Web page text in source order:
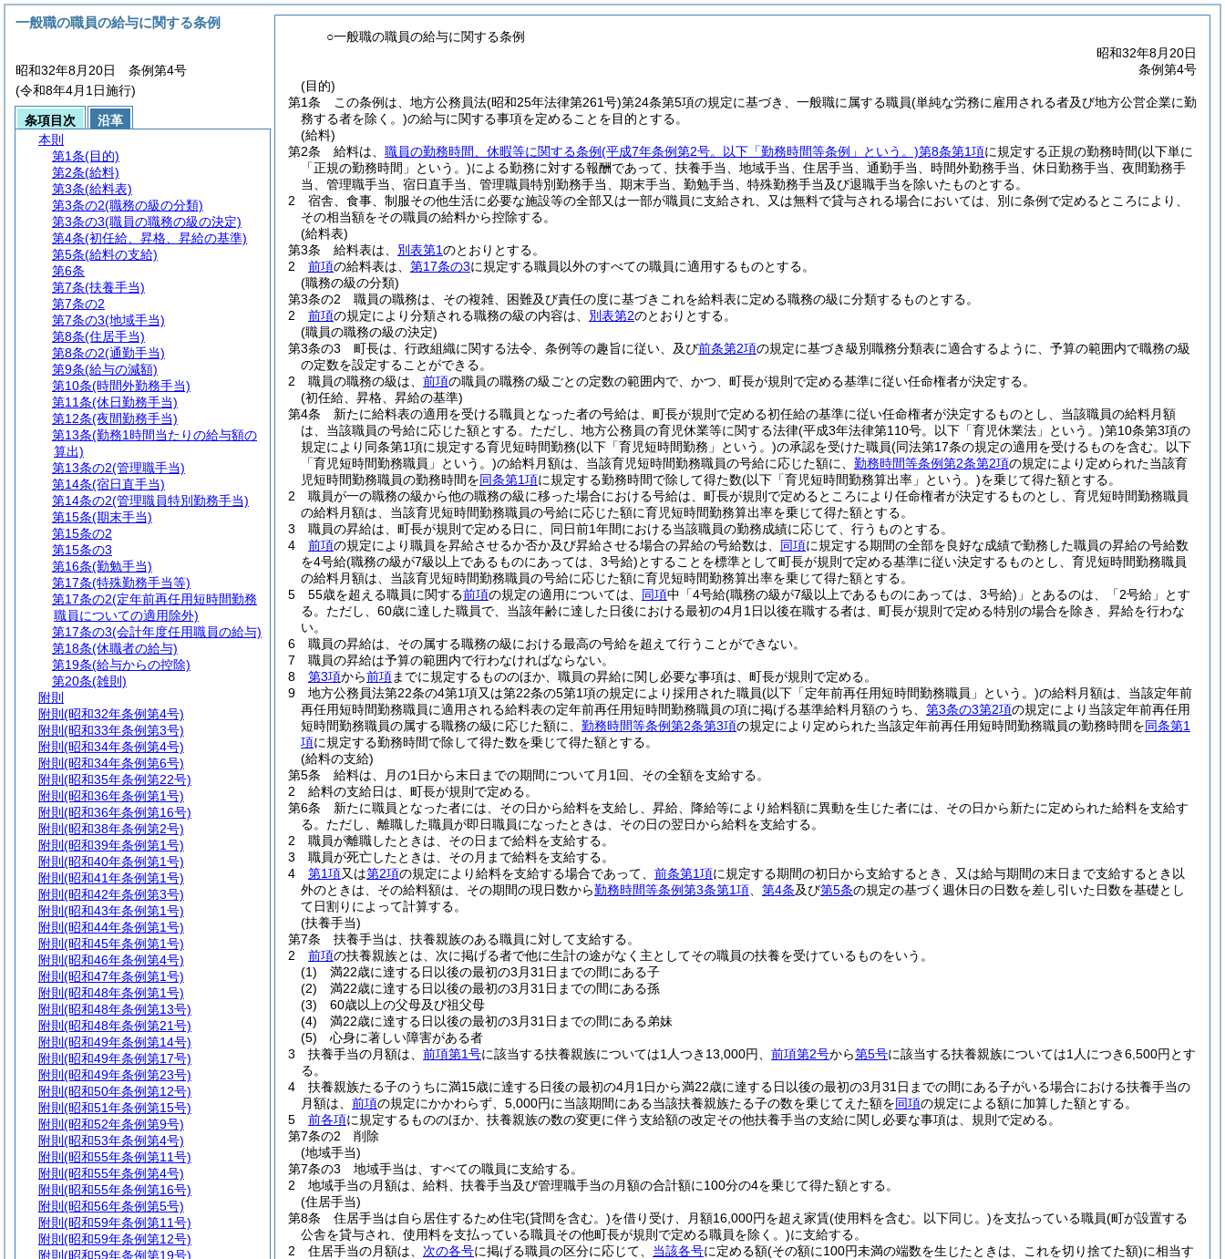
○一般職の職員の給与に関する条例
昭和32年8月20日
条例第4号
(目的)
第1条
この条例は、地方公務員法(昭和25年法律第261号)第24条第5項の規定に基づき、一般職に属する職員(単純な労務に雇用される者及び地方公営企業に勤
務する者を除く。)の給与に関する事項を定めることを目的とする。
(給料)
第2条
給料は、 職員の勤務時間、休暇等に関する条例(平成7年条例第2号。以下「勤務時間等条例」という。)第8条第1項に規定する正規の勤務時間(以下単に
「正規の勤務時間」という。)による勤務に対する報酬であって、扶養手当、地域手当、住居手当、通勤手当、時間外勤務手当、休日勤務手当、夜間勤務手
当、管理職手当、宿日直手当、管理職員特別勤務手当、期末手当、勤勉手当、特殊勤務手当及び退職手当を除いたものとする。
2
宿舎、食事、制服その他生活に必要な施設等の全部又は一部が職員に支給され、又は無料で貸与される場合においては、別に条例で定めるところにより、
その相当額をその職員の給料から控除する。
(給料表)
第3条
給料表は、 別表第1のとおりとする。
2
前項の給料表は、 第17条の3に規定する職員以外のすべての職員に適用するものとする。
(職務の級の分類)
第3条の2
職員の職務は、その複雑、困難及び責任の度に基づきこれを給料表に定める職務の級に分類するものとする。
2
前項の規定により分類される職務の級の内容は、 別表第2のとおりとする。
(職員の職務の級の決定)
第3条の3
町長は、行政組織に関する法令、条例等の趣旨に従い、及び前条第2項の規定に基づき級別職務分類表に適合するように、予算の範囲内で職務の級
の定数を設定することができる。
2
職員の職務の級は、 前項の職員の職務の級ごとの定数の範囲内で、かつ、町長が規則で定める基準に従い任命権者が決定する。
(初任給、昇格、昇給の基準)
第4条
新たに給料表の適用を受ける職員となった者の号給は、町長が規則で定める初任給の基準に従い任命権者が決定するものとし、当該職員の給料月額
は、当該職員の号給に応じた額とする。 ただし、地方公務員の育児休業等に関する法律(平成3年法律第110号。以下「育児休業法」という。)第10条第3項の
規定により同条第1項に規定する育児短時間勤務(以下「育児短時間勤務」という。)の承認を受けた職員(同法第17条の規定の適用を受けるものを含む。以下
「育児短時間勤務職員」という。)の給料月額は、当該育児短時間勤務職員の号給に応じた額に、 勤務時間等条例第2条第2項の規定により定められた当該育
児短時間勤務職員の勤務時間を同条第1項に規定する勤務時間で除して得た数(以下「育児短時間勤務算出率」という。)を乗じて得た額とする。
2
職員が一の職務の級から他の職務の級に移った場合における号給は、町長が規則で定めるところにより任命権者が決定するものとし、育児短時間勤務職員
の給料月額は、当該育児短時間勤務職員の号給に応じた額に育児短時間勤務算出率を乗じて得た額とする。
3
職員の昇給は、町長が規則で定める日に、同日前1年間における当該職員の勤務成績に応じて、行うものとする。
4
前項の規定により職員を昇給させるか否か及び昇給させる場合の昇給の号給数は、 同項に規定する期間の全部を良好な成績で勤務した職員の昇給の号給数
を4号給(職務の級が7級以上であるものにあっては、3号給)とすることを標準として町長が規則で定める基準に従い決定するものとし、育児短時間勤務職員
の給料月額は、当該育児短時間勤務職員の号給に応じた額に育児短時間勤務算出率を乗じて得た額とする。
5
55歳を超える職員に関する前項の規定の適用については、 同項中「4号給(職務の級が7級以上であるものにあっては、3号給) 」とあるのは、「2号給」とす
る。 ただし、60歳に達した職員で、当該年齢に達した日後における最初の4月1日以後在職する者は、町長が規則で定める特別の場合を除き、昇給を行わな
い。
6
職員の昇給は、その属する職務の級における最高の号給を超えて行うことができない。
7
職員の昇給は予算の範囲内で行わなければならない。
8
第3項から前項までに規定するもののほか、職員の昇給に関し必要な事項は、町長が規則で定める。
9
地方公務員法第22条の4第1項又は第22条の5第1項の規定により採用された職員(以下「定年前再任用短時間勤務職員」という。)の給料月額は、当該定年前
再任用短時間勤務職員に適用される給料表の定年前再任用短時間勤務職員の項に掲げる基準給料月額のうち、 第3条の3第2項の規定により当該定年前再任用
短時間勤務職員の属する職務の級に応じた額に、 勤務時間等条例第2条第3項の規定により定められた当該定年前再任用短時間勤務職員の勤務時間を同条第1
項に規定する勤務時間で除して得た数を乗じて得た額とする。
(給料の支給)
第5条
給料は、月の1日から末日までの期間について月1回、その全額を支給する。
2
給料の支給日は、町長が規則で定める。
第6条
新たに職員となった者には、その日から給料を支給し、昇給、降給等により給料額に異動を生じた者には、その日から新たに定められた給料を支給す
る。 ただし、離職した職員が即日職員になったときは、その日の翌日から給料を支給する。
2
職員が離職したときは、その日まで給料を支給する。
3
職員が死亡したときは、その月まで給料を支給する。
4
第1項又は第2項の規定により給料を支給する場合であって、 前条第1項に規定する期間の初日から支給するとき、又は給与期間の末日まで支給するとき以
外のときは、その給料額は、その期間の現日数から勤務時間等条例第3条第1項 第4条及び第5条の規定の基づく週休日の日数を差し引いた日数を基礎とし
て日割りによって計算する。
(扶養手当)
第7条
扶養手当は、扶養親族のある職員に対して支給する。
2
前項の扶養親族とは、次に掲げる者で他に生計の途がなく主としてその職員の扶養を受けているものをいう。
(1)
満22歳に達する日以後の最初の3月31日までの間にある子
(2)
満22歳に達する日以後の最初の3月31日までの間にある孫
(3)
60歳以上の父母及び祖父母
(4)
満22歳に達する日以後の最初の3月31日までの間にある弟妹
(5)
心身に著しい障害がある者
3
扶養手当の月額は、 前項第1号に該当する扶養親族については1人つき13,000円、 前項第2号から第5号に該当する扶養親族については1人につき6,500円とす
る。
4
扶養親族たる子のうちに満15歳に達する日後の最初の4月1日から満22歳に達する日以後の最初の3月31日までの間にある子がいる場合における扶養手当の
月額は、 前項の規定にかかわらず、5,000円に当該期間にある当該扶養親族たる子の数を乗じてえた額を同項の規定による額に加算した額とする。
5
前各項に規定するもののほか、扶養親族の数の変更に伴う支給額の改定その他扶養手当の支給に関し必要な事項は、規則で定める。
第7条の2
削除
(地域手当)
第7条の3
地域手当は、すべての職員に支給する。
2
地域手当の月額は、給料、扶養手当及び管理職手当の月額の合計額に100分の4を乗じて得た額とする。
(住居手当)
第8条
住居手当は自ら居住するため住宅(貸間を含む。)を借り受け、月額16,000円を超え家賃(使用料を含む。以下同じ。)を支払っている職員(町が設置する
公舎を貸与され、使用料を支払っている職員その他町長が規則で定める職員を除く。)に支給する。
2
住居手当の月額は、 次の各号に掲げる職員の区分に応じて、 当該各号に定める額(その額に100円未満の端数を生じたときは、これを切り捨てた額)に相当す
一般職の職員の給与に関する条例
昭和32年8月20日 条例第4号
(令和8年4月1日施行)
条項目次
沿革
本則
第1条(目的)
第2条(給料)
第3条(給料表)
第3条の2(職務の級の分類)
第3条の3(職員の職務の級の決定)
第4条(初任給、昇格、昇給の基準)
第5条(給料の支給)
第6条
第7条(扶養手当)
第7条の2
第7条の3(地域手当)
第8条(住居手当)
第8条の2(通勤手当)
第9条(給与の減額)
第10条(時間外勤務手当)
第11条(休日勤務手当)
第12条(夜間勤務手当)
第13条(勤務1時間当たりの給与額の
算出)
第13条の2(管理職手当)
第14条(宿日直手当)
第14条の2(管理職員特別勤務手当)
第15条(期末手当)
第15条の2
第15条の3
第16条(勤勉手当)
第17条(特殊勤務手当等)
第17条の2(定年前再任用短時間勤務
職員についての適用除外)
第17条の3(会計年度任用職員の給与)
第18条(休職者の給与)
第19条(給与からの控除)
第20条(雑則)
附則
附則 (昭和32年条例第4号)
附則 (昭和33年条例第3号)
附則 (昭和34年条例第4号)
附則 (昭和34年条例第6号)
附則 (昭和35年条例第22号)
附則 (昭和36年条例第1号)
附則 (昭和36年条例第16号)
附則 (昭和38年条例第2号)
附則 (昭和39年条例第1号)
附則 (昭和40年条例第1号)
附則 (昭和41年条例第1号)
附則 (昭和42年条例第3号)
附則 (昭和43年条例第1号)
附則 (昭和44年条例第1号)
附則 (昭和45年条例第1号)
附則 (昭和46年条例第4号)
附則 (昭和47年条例第1号)
附則 (昭和48年条例第1号)
附則 (昭和48年条例第13号)
附則 (昭和48年条例第21号)
附則 (昭和49年条例第14号)
附則 (昭和49年条例第17号)
附則 (昭和49年条例第23号)
附則 (昭和50年条例第12号)
附則 (昭和51年条例第15号)
附則 (昭和52年条例第9号)
附則 (昭和53年条例第4号)
附則 (昭和55年条例第11号)
附則 (昭和55年条例第4号)
附則 (昭和55年条例第16号)
附則 (昭和56年条例第5号)
附則 (昭和59年条例第11号)
附則 (昭和59年条例第12号)
附則 (昭和59年条例第19号)